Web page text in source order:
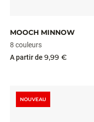
MOOCH MINNOW
8 couleurs
A partir de 9,99 €
NOUVEAU